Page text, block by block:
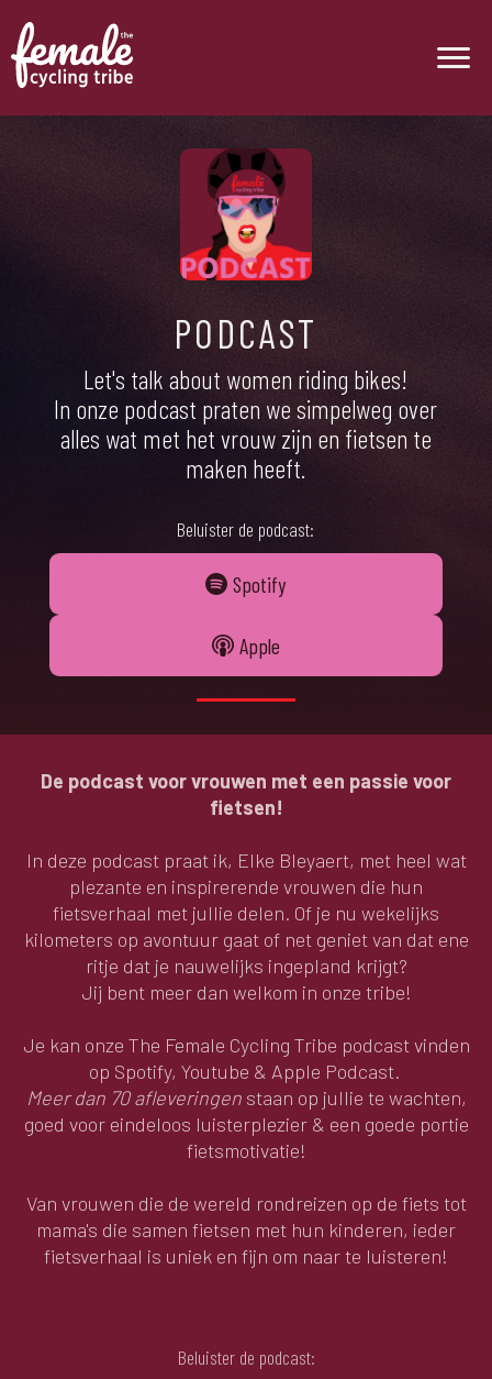
PODCAST
Let's talk about women riding bikes!
In onze podcast praten we simpelweg over
alles wat met het vrouw zijn en fietsen te
maken heeft.
Beluister de podcast:
Spotify
Apple
De podcast voor vrouwen met een passie voor
fietsen!
In deze podcast praat ik, Elke Bleyaert, met heel wat
plezante en inspirerende vrouwen die hun
fietsverhaal met jullie delen. Of je nu wekelijks
kilometers op avontuur gaat of net geniet van dat ene
ritje dat je nauwelijks ingepland krijgt?
Jij bent meer dan welkom in onze tribe!
Je kan onze The Female Cycling Tribe podcast vinden
op Spotify, Youtube & Apple Podcast.
Meer dan 70 afleveringenstaan op jullie te wachten,
goed voor eindeloos luisterplezier & een goede portie
fietsmotivatie!
Van vrouwen die de wereld rondreizen op de fiets tot
mama's die samen fietsen met hun kinderen, ieder
fietsverhaal is uniek en fijn om naar te luisteren!
Beluister de podcast: